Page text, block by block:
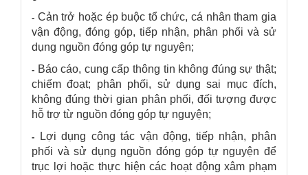
- Cản trở hoặc ép buộc tổ chức, cá nhân tham gia
vận động, đóng góp, tiếp nhận, phân phối và sử
dụng nguồn đóng góp tự nguyện;
- Báo cáo, cung cấp thông tin không đúng sự thật;
chiếm đoạt; phân phối, sử dụng sai mục đích,
không đúng thời gian phân phối, đối tượng được
hỗ trợ từ nguồn đóng góp tự nguyện;
-
Lợi dụng công tác vận động, tiếp nhận, phân
phối và sử dụng nguồn đóng góp tự nguyện để
trục lợi hoặc thực hiện các hoạt động xâm phạm